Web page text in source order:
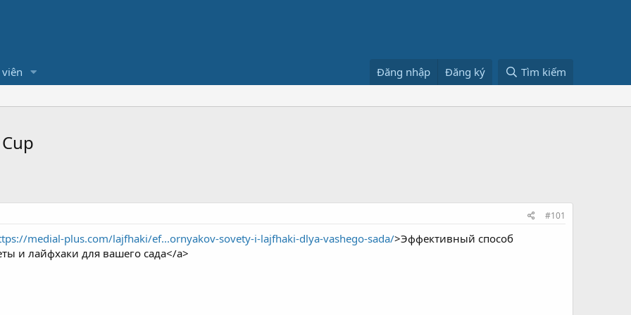
Đăng nhập Đăng ký Tìm kiếm
#101
medial-plus.com/lajfhaki/ef...ornyakov-sovety-i-lajfhaki-dlya-vashego-sada/>Эффективный способ
и лайфхаки для вашего сада</a>